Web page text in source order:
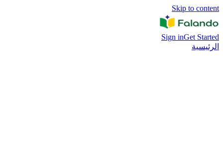
Skip to content
Sign inGet Started
الرئيسية